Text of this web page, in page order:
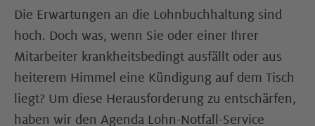
Die Erwartungen an die Lohnbuchhaltung sind
hoch. Doch was, wenn Sie oder einer Ihrer
Mitarbeiter krankheitsbedingt ausfällt oder aus
heiterem Himmel eine Kündigung auf dem Tisch
liegt? Um diese Herausforderung zu entschärfen,
haben wir den Agenda Lohn-Notfall-Service